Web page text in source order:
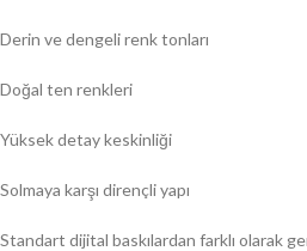
Derin ve dengeli renk tonları
Doğal ten renkleri
Yüksek detay keskinliği
Solmaya karşı dirençli yapı
Standart dijital baskılardan farklı olarak